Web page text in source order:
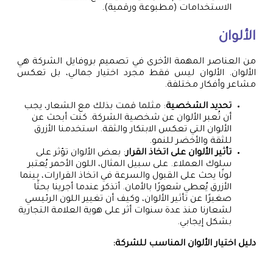
الاستخدامات (مطبوعة ورقمية).
الألوان
من العناصر المهمة الأخرى في تصميم بروفايل الشركة هي
الألوان. الألوان ليس فقط مجرد اختيار جمالي، بل تعكس
مشاعر وأفكار مختلفة.
تحديد الشخصية: مثلما قمت بذلك مع الشعار، يجب
أن تُعبر الألوان عن شخصية الشركة. كنت أبحث عن
الألوان التي تعكس الابتكار والثقة. استخدمنا الأزرق
للثقة والأخضر للنمو.
تأثير الألوان على اتخاذ القرار: بعض الألوان تؤثر على
سلوك العملاء. على سبيل المثال، اللون الأحمر يُعتبر
لونًا يحث على القبول والسرعة في اتخاذ القرارات، بينما
الأزرق يُعطي شعورًا بالأمان. أتذكر عندما أجرينا بحثًا
صغيرًا عن تأثير الألوان، وكيف أن تغيير اللون الرئيسي
لشعارنا منذ عدة سنوات أثر على هوية العلامة التجارية
بشكل إيجابي.
دليل اختيار الألوان المناسب للشركة: